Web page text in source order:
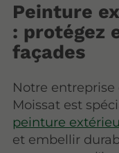
Peinture
: protégez
façades
Notre
Moissat est
peinture
et embellir